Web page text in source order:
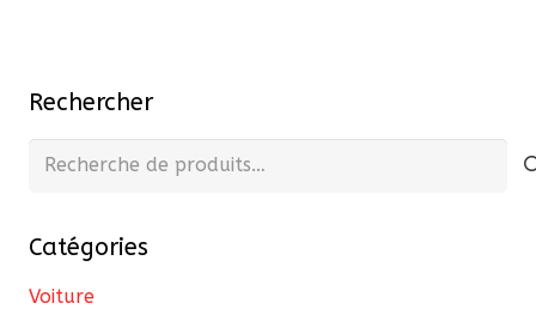
Rechercher
Recherche
Catégories
Voiture